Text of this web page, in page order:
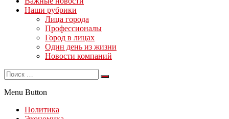
Наши рубрики
Лица города
Профессионалы
Город в лицах
Один день из жизни
Новости компаний
Menu Button
Политика